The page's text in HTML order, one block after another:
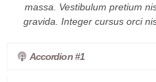
massa. Vestibulum pretium
gravida. Integer cursus orci
Accordion #1